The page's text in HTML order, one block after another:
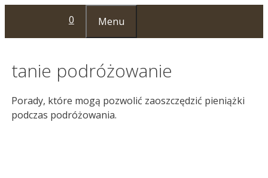
treści
0 Menu
tanie podróżowanie
Porady, które mogą pozwolić zaoszczędzić pieniążki
podczas podróżowania.